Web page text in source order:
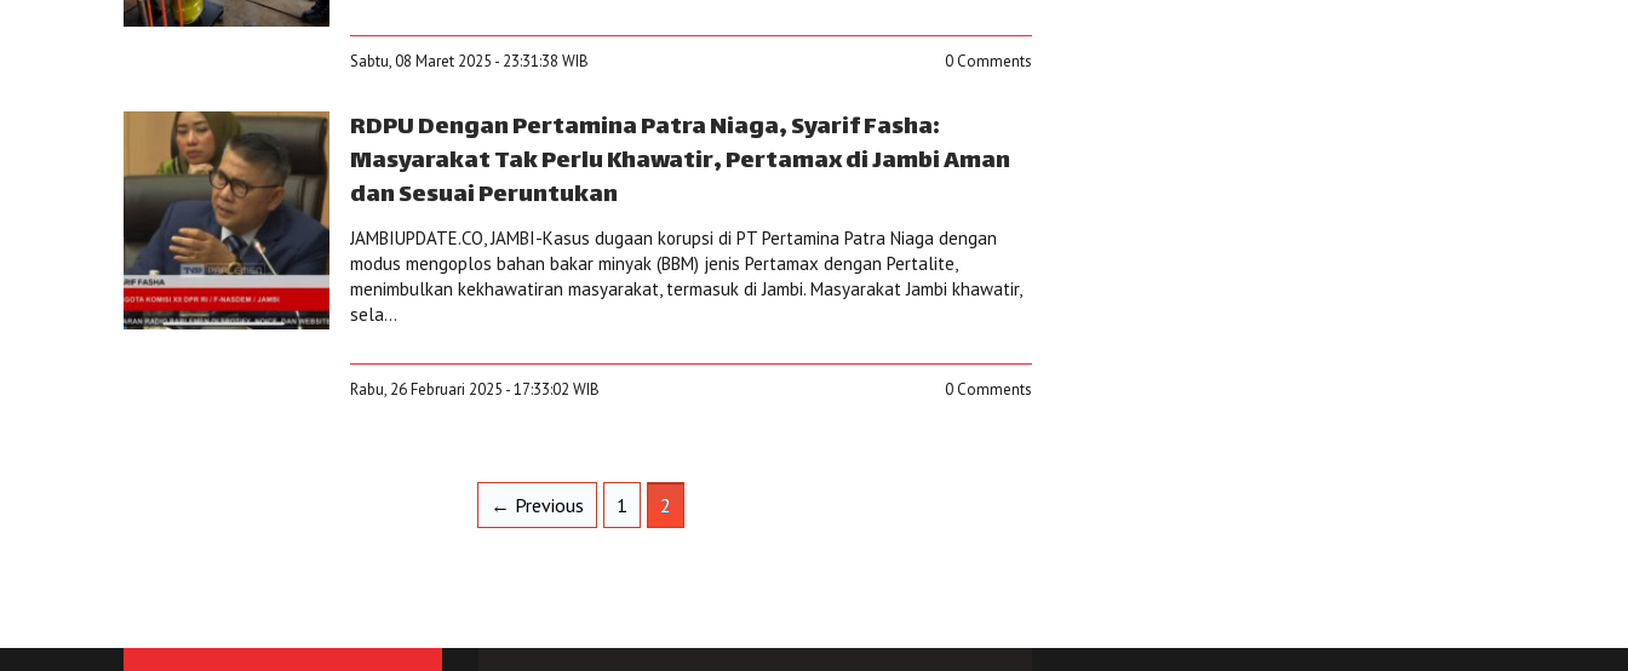
Sabtu, 08 Maret 2025 - 23:31:38 WIB 0 Comments
RDPU Dengan Pertamina Patra Niaga, Syarif Fasha:
Masyarakat Tak Perlu Khawatir, Pertamax di Jambi Aman
dan Sesuai Peruntukan
JAMBIUPDATE.CO, JAMBI-Kasus dugaan korupsi di PT Pertamina Patra Niaga dengan
modus mengoplos bahan bakar minyak (BBM) jenis Pertamax dengan Pertalite,
menimbulkan kekhawatiran masyarakat, termasuk di Jambi. Masyarakat Jambi khawatir,
sela...
Rabu, 26 Februari 2025 - 17:33:02 WIB 0 Comments
← Previous 1 2